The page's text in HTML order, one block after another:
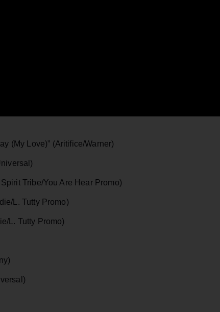
(My Love)” (Aritifice/Warner)
Tribe/You Are Hear Promo)
L. Tutty Promo)
L. Tutty Promo)